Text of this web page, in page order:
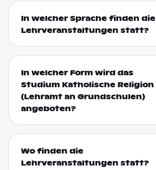
In welcher Sprache finden die
Lehrveranstaltungen statt?
In welcher Form wird das
Studium Katholische Religion
(Lehramt an Grundschulen)
angeboten?
Wo finden die
Lehrveranstaltungen statt?